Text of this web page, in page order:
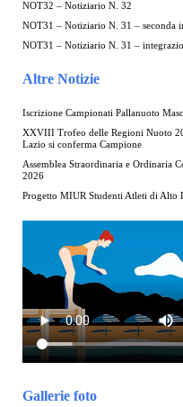
NOT32 – Notiziario N. 32
NOT31 – Notiziario N. 31 – seconda
NOT31 – Notiziario N. 31 –
Altre Notizie
Iscrizione Campionati Pallanuoto
XXVIII Trofeo delle Regioni Nuoto
Lazio si conferma Campione
Assemblea Straordinaria e Ordinaria
2026
Progetto MIUR Studenti Atleti di Alto
Gallerie foto